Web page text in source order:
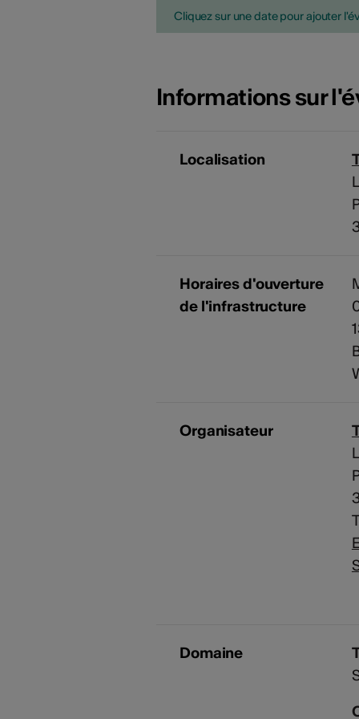
Cliquez sur une date pour ajouter
Informations sur
Localisation
Horaires d'ouverture
de l'infrastructure
Organisateur
Domaine